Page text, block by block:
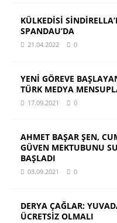
KÜLKEDİSİ
SPANDAU’DA
21.04.2022 0
YENİ GÖREVE
TÜRK MEDYA
17.09.2021 0
AHMET BAŞAR ŞEN,
GÜVEN MEKTUBUNU
BAŞLADI
03.09.2021 0
DERYA ÇAĞLAR:
ÜCRETSİZ OLMALI